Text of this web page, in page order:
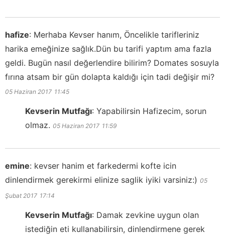
hafize: Merhaba Kevser hanım, Öncelikle tarifleriniz
harika emeğinize sağlık.Dün bu tarifi yaptım ama fazla
geldi. Bugün nasıl değerlendire bilirim? Domates sosuyla
fırına atsam bir gün dolapta kaldığı için tadi değişir mi?
05 Haziran 2017 11:45
Kevserin Mutfağı: Yapabilirsin Hafizecim, sorun
olmaz. 05 Haziran 2017 11:59
emine: kevser hanim et farkedermi kofte icin
dinlendirmek gerekirmi elinize saglik iyiki varsiniz:) 05
Şubat 2017 17:14
Kevserin Mutfağı: Damak zevkine uygun olan
istediğin eti kullanabilirsin, dinlendirmene gerek